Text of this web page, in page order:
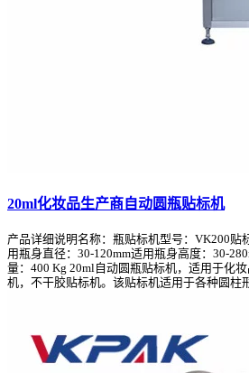
20ml化妆品生产商自动圆瓶贴标机
产品详细说明名称：瓶贴标机型号：VK200贴
用瓶身直径：30-120mm适用瓶身高度：30-
量：400 Kg 20ml自动圆瓶贴标机，适用于化
机，不干胶贴标机。该贴标机适用于各种圆柱